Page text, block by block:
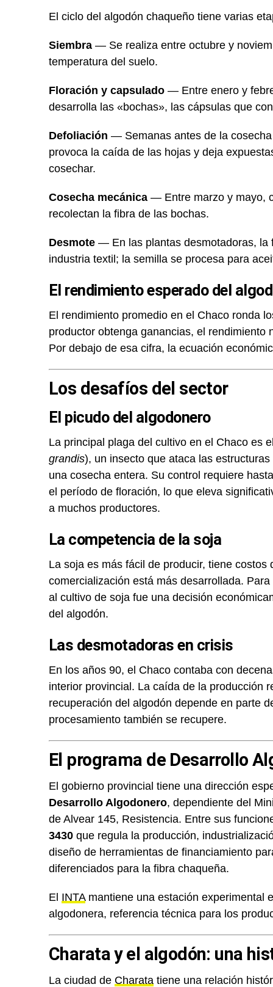
El ciclo del algodón chaqueño tiene varias
Siembra — Se realiza entre octubre y
temperatura del suelo.
Floración y capsulado — Entre enero y
desarrolla las «bochas», las cápsulas que
Defoliación — Semanas antes de la
provoca la caída de las hojas y deja
cosechar.
Cosecha mecánica — Entre marzo y mayo,
recolectan la fibra de las bochas.
Desmote — En las plantas desmotadoras, la
industria textil; la semilla se procesa para
El rendimiento esperado del
El rendimiento promedio en el Chaco ronda
productor obtenga ganancias, el rendimiento
Por debajo de esa cifra, la ecuación
Los desafíos del sector
El picudo del algodonero
La principal plaga del cultivo en el Chaco es
grandis), un insecto que ataca las
una cosecha entera. Su control requiere
el período de floración, lo que eleva
a muchos productores.
La competencia de la soja
La soja es más fácil de producir, tiene
comercialización está más desarrollada.
al cultivo de soja fue una decisión
del algodón.
Las desmotadoras en crisis
En los años 90, el Chaco contaba con
interior provincial. La caída de la producción
recuperación del algodón depende en parte
procesamiento también se recupere.
El programa de Desarrollo
El gobierno provincial tiene una dirección
Desarrollo Algodonero, dependiente del
de Alvear 145, Resistencia. Entre sus
3430 que regula la producción,
diseño de herramientas de financiamiento
diferenciados para la fibra chaqueña.
El INTAmantiene una estación experimental
algodonera, referencia técnica para los
Charata y el algodón: una
La ciudad de Charata tiene una relación